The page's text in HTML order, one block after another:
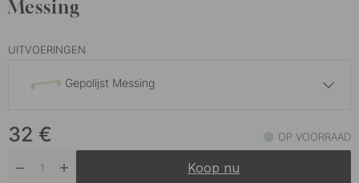
Messing
UITVOERINGEN
Gepolijst Messing
Binnenkort op voorraad
32 € OP VOORRAAD
Koop nu